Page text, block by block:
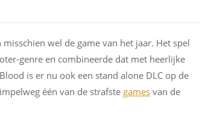
wel de game van het jaar. Het spel
genre en combineerde dat met heerlijke
is er nu ook een stand alone DLC op de
één van de strafste games van de